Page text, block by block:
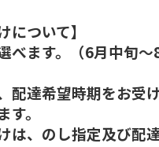
について】
べます。（6月中旬～
配達希望時期をお受
。
は、のし指定及び配